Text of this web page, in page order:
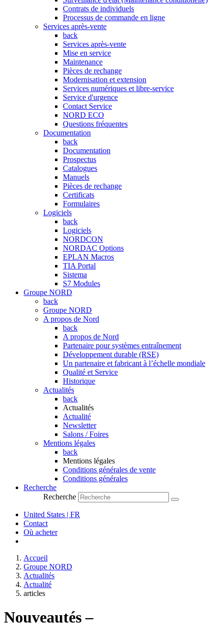
Contrats de individuels
Processus de commande en ligne
Services après-vente
back
Services après-vente
Mise en service
Maintenance
Pièces de rechange
Modernisation et extension
Services numériques et libre-service
Service d'urgence
Contact Service
NORD ECO
Questions fréquentes
Documentation
back
Documentation
Prospectus
Catalogues
Manuels
Pièces de rechange
Certificats
Formulaires
Logiciels
back
Logiciels
NORDCON
NORDAC Options
EPLAN Macros
TIA Portal
Sistema
S7 Modules
Groupe NORD
back
Groupe NORD
A propos de Nord
back
A propos de Nord
Partenaire pour systèmes entraînement
Développement durable (RSE)
Un partenaire et fabricant à l’échelle mondiale
Qualité et Service
Historique
Actualités
back
Actualités
Actualité
Newsletter
Salons / Foires
Mentions légales
back
Mentions légales
Conditions générales de vente
Conditions générales
Recherche
Recherche
United States | FR
Contact
Où acheter
Accueil
Groupe NORD
Actualités
Actualité
articles
Nouveautés –